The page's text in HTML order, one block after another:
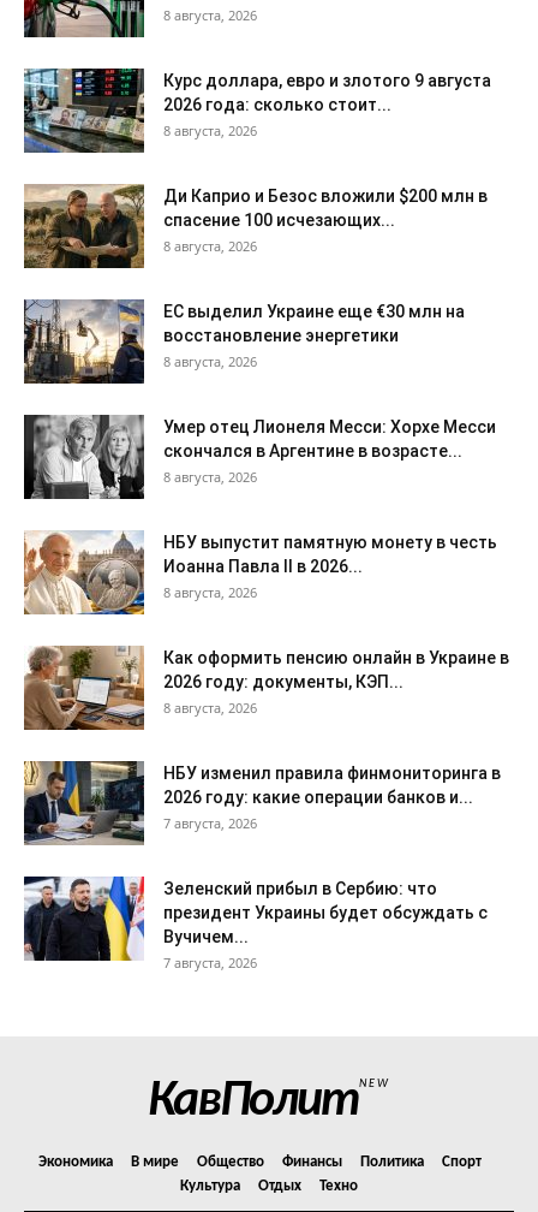
8 августа, 2026
Курс доллара, евро и злотого 9 августа
2026 года: сколько стоит...
8 августа, 2026
Ди Каприо и Безос вложили $200 млн в
спасение 100 исчезающих...
8 августа, 2026
ЕС выделил Украине еще €30 млн на
восстановление энергетики
8 августа, 2026
Умер отец Лионеля Месси: Хорхе Месси
скончался в Аргентине в возрасте...
8 августа, 2026
НБУ выпустит памятную монету в честь
Иоанна Павла II в 2026...
8 августа, 2026
Как оформить пенсию онлайн в Украине в
2026 году: документы, КЭП...
8 августа, 2026
НБУ изменил правила финмониторинга в
2026 году: какие операции банков и...
7 августа, 2026
Зеленский прибыл в Сербию: что
президент Украины будет обсуждать с
Вучичем...
7 августа, 2026
КавПолитNEW
Экономика В мире Общество Финансы Политика
Спорт
Культура
Отдых Техно